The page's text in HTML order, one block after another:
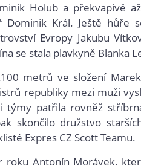
Holub a překvapivě
Dominik Král. Ještě hůře
Evropy Jakubu
se stala plavkyně Blanka
metrů ve složení
republiky mezi muži
týmy patřila rovněž
skončilo družstvo
Expres CZ Scott Teamu.
roku Antonín Morávek,